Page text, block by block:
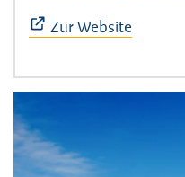
Zur Website